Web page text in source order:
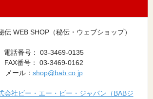
伝 WEB SHOP（秘伝・ウェブショップ）
電話番号： 03-3469-0135
FAX番号： 03-3469-0162
メール： shop@bab.co.jp
会社ビー・エー・ビー・ジャパン（BABジ